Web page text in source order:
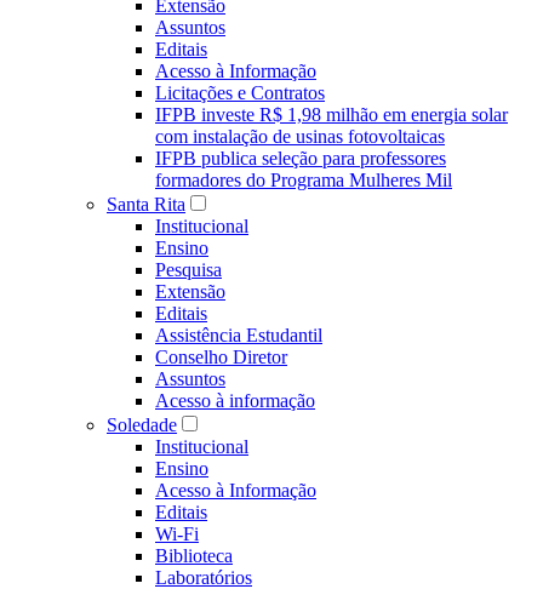
Extensão
Assuntos
Editais
Acesso à Informação
Licitações e Contratos
IFPB investe R$ 1,98 milhão em energia solar
com instalação de usinas fotovoltaicas
IFPB publica seleção para professores
formadores do Programa Mulheres Mil
Santa Rita
Institucional
Ensino
Pesquisa
Extensão
Editais
Assistência Estudantil
Conselho Diretor
Assuntos
Acesso à informação
Soledade
Institucional
Ensino
Acesso à Informação
Editais
Wi-Fi
Biblioteca
Laboratórios